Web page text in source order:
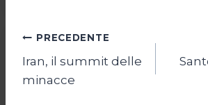
Navigazione
articoli
PRECEDENTE
Iran, il summit delle
minacce